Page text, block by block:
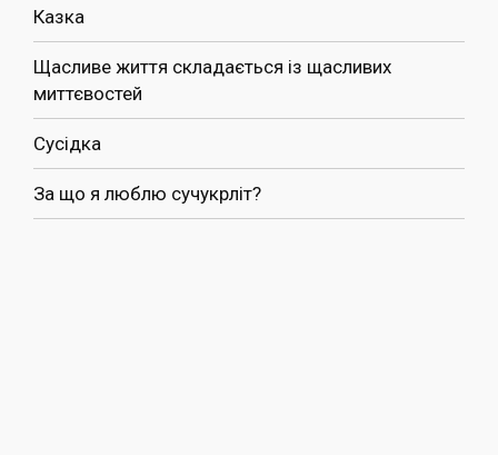
Казка
Щасливе життя складається із щасливих
миттєвостей
Сусідка
За що я люблю сучукрліт?